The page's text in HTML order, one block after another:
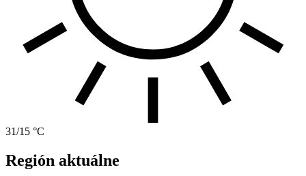
31/15 °C
Región aktuálne